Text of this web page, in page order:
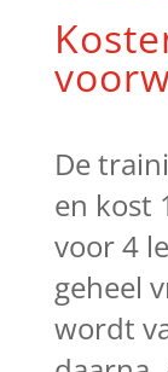
De
en kost
voor 4
geheel
wordt